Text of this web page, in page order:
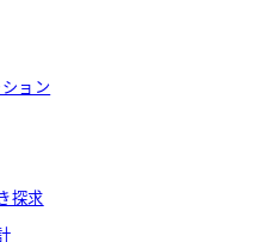
ョン
探求